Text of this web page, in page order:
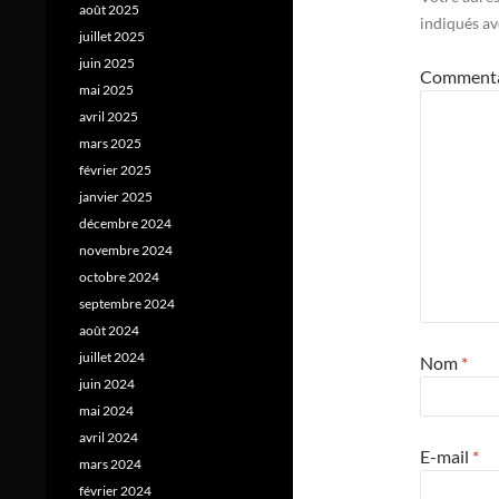
indiqués
Nom *
E-mail *
août 2025
juillet 2025
juin 2025
mai 2025
avril 2025
mars 2025
février 2025
janvier 2025
décembre 2024
novembre 2024
octobre 2024
septembre 2024
août 2024
juillet 2024
juin 2024
mai 2024
avril 2024
mars 2024
février 2024